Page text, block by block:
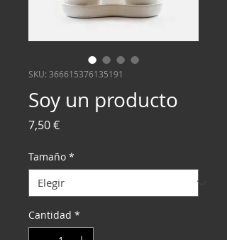
SKU: 366615376135191
Soy un producto
7,50 €Precio
Tamaño *
Cantidad *